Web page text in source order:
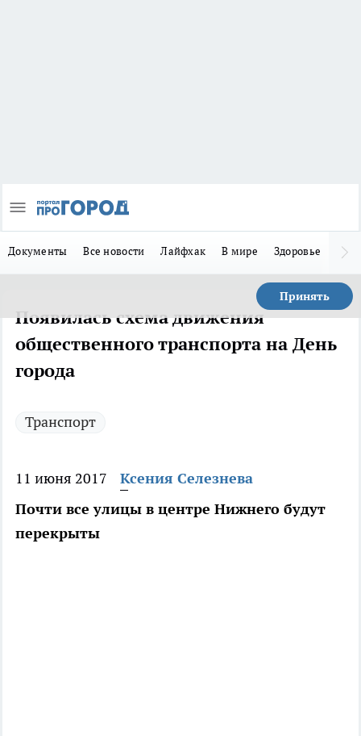
Документы Все новости Лайфхак В мире Здоровье
Принять
Появилась схема движения
общественного транспорта на День
города
Транспорт
11 июня 2017
Ксения Селезнева
Почти все улицы в центре Нижнего будут
перекрыты